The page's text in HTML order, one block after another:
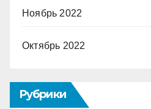
Ноябрь 2022
Октябрь 2022
Рубрики